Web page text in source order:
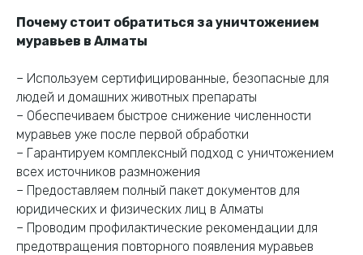
Почему стоит обратиться за уничтожением
муравьев в Алматы
– Используем сертифицированные, безопасные для
людей и домашних животных препараты
– Обеспечиваем быстрое снижение численности
муравьев уже после первой обработки
– Гарантируем комплексный подход с уничтожением
всех источников размножения
– Предоставляем полный пакет документов для
юридических и физических лиц в Алматы
– Проводим профилактические рекомендации для
предотвращения повторного появления муравьев
Дезинфекция
в Алматы